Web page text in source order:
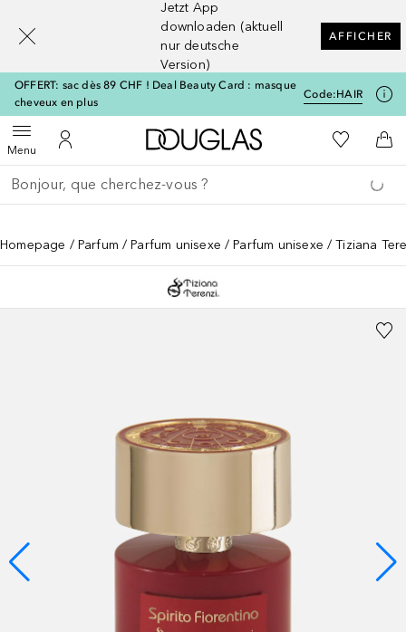
Jetzt App
downloaden (aktuell
nur deutsche
Version)
AFFICHER
OFFERT: sac dès 89 CHF ! Deal Beauty Card : masque
cheveux en plus
Code:HAIR
MenuOuvrir le menuVers Mon Compte
Vers l'accueil Douglas
Vers Ma
Retourner
Exécuter la recherche
Homepage Parfum Parfum unisexe Parfum unisexe Tiziana
[navigation.slideout.screenreader]